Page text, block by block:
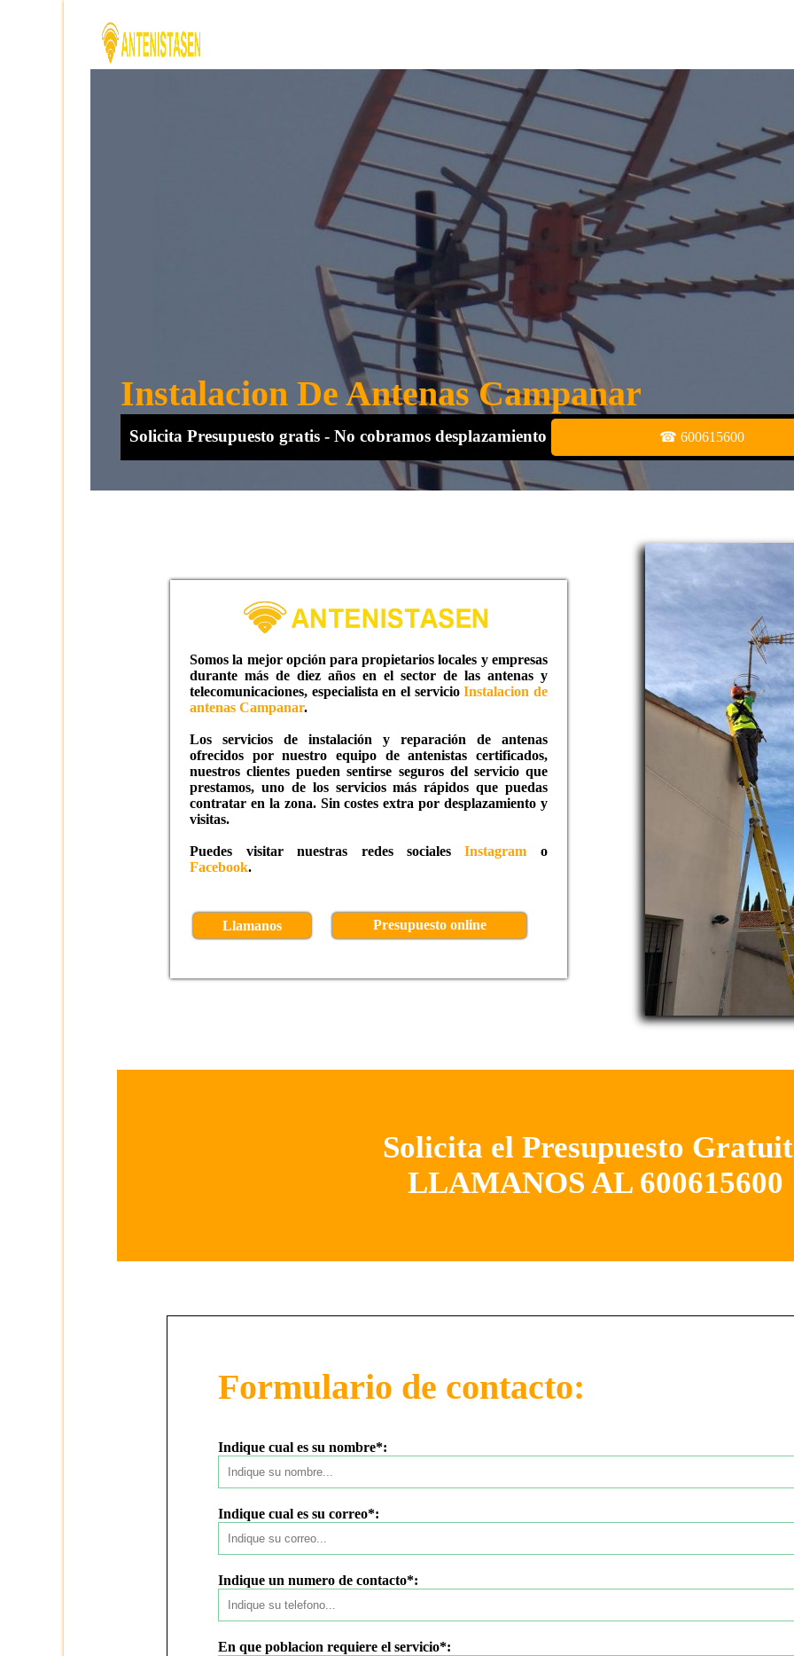
Instalacion De Antenas Campanar
Solicita Presupuesto gratis - No cobramos desplazamiento ☎ 600615600
Somos la mejor opción para propietarios locales y empresas
durante más de diez años en el sector de las antenas y
telecomunicaciones, especialista en el servicioInstalacion de
antenas Campanar.
Los servicios de instalación y reparación de antenas
ofrecidos por nuestro equipo de antenistas certificados,
nuestros clientes pueden sentirse seguros del servicio que
prestamos, uno de los servicios más rápidos que puedas
contratar en la zona. Sin costes extra por desplazamiento y
visitas.
Puedes visitar nuestras redes socialesInstagram o
Facebook.
Llamanos Presupuesto online
Solicita el Presupuesto
LLAMANOS AL 600615600
Formulario de contacto:
Indique cual es su nombre*:
Indique cual es su correo*:
Indique un numero de contacto*:
En que poblacion requiere el servicio*: